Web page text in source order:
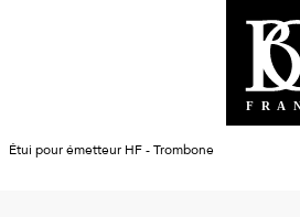
Étui pour émetteur HF - Trombone